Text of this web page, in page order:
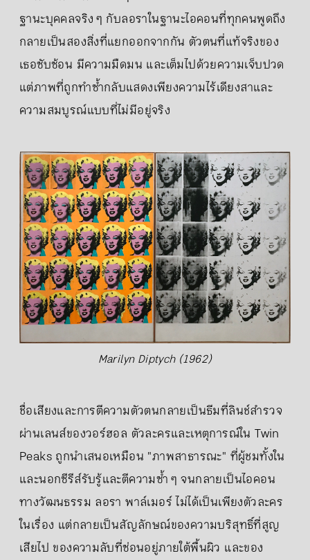
ฐานะบุคคลจริง ๆ กับลอราในฐานะไอคอนที่ทุกคนพูดถึง
กลายเป็นสองสิ่งที่แยกออกจากกัน ตัวตนที่แท้จริงของ
เธอซับซ้อน มีความมืดมน และเต็มไปด้วยความเจ็บปวด
แต่ภาพที่ถูกทำซ้ำกลับแสดงเพียงความไร้เดียงสาและ
ความสมบูรณ์แบบที่ไม่มีอยู่จริง
Marilyn Diptych (1962)
ชื่อเสียงและการตีความตัวตนกลายเป็นธีมที่ลินช์สำรวจ
ผ่านเลนส์ของวอร์ฮอล ตัวละครและเหตุการณ์ใน Twin
Peaks ถูกนำเสนอเหมือน "ภาพสาธารณะ" ที่ผู้ชมทั้งใน
และนอกซีรีส์รับรู้และตีความซ้ำ ๆ จนกลายเป็นไอคอน
ทางวัฒนธรรม ลอรา พาล์เมอร์ ไม่ได้เป็นเพียงตัวละคร
ในเรื่อง แต่กลายเป็นสัญลักษณ์ของความบริสุทธิ์ที่สูญ
เสียไป ของความลับที่ซ่อนอยู่ภายใต้พื้นผิว และของ